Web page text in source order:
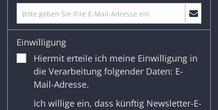
Einwilligung
Hiermit erteile ich meine Einwilligung in
die Verarbeitung folgender Daten: E-
Mail-Adresse.
Ich willige ein, dass künftig Newsletter-E-